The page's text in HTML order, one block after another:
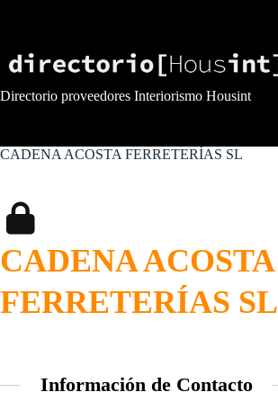
Directorio proveedores Interiorismo Housint
CADENA ACOSTA FERRETERÍAS SL
CADENA ACOSTA
FERRETERÍAS SL
Información de Contacto